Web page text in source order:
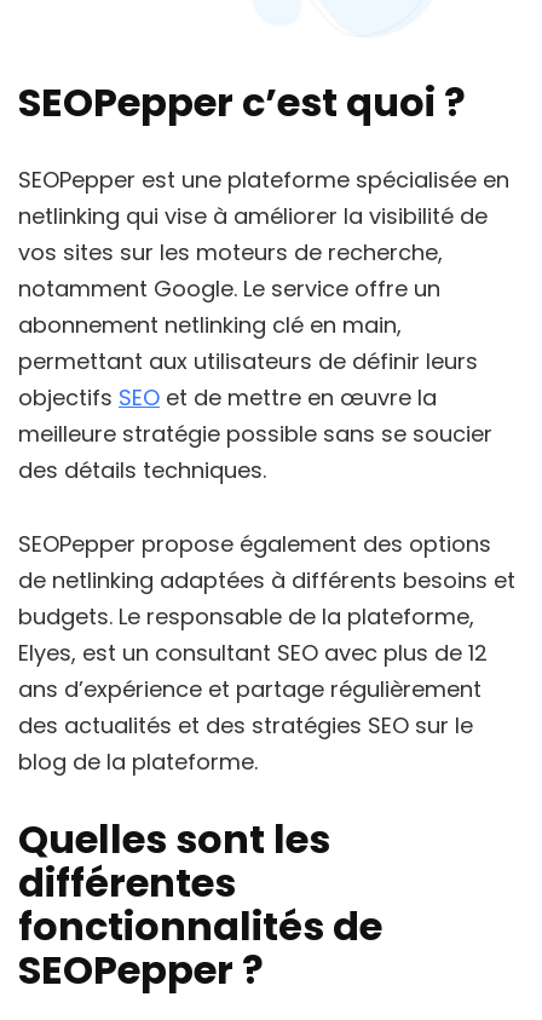
SEOPepper c’est quoi ?
SEOPepper est une plateforme spécialisée en
netlinking qui vise à améliorer la visibilité de
vos sites sur les moteurs de recherche,
notamment Google. Le service offre un
abonnement netlinking clé en main,
permettant aux utilisateurs de définir leurs
objectifs SEO et de mettre en œuvre la
meilleure stratégie possible sans se soucier
des détails techniques.
SEOPepper propose également des options
de netlinking adaptées à différents besoins et
budgets. Le responsable de la plateforme,
Elyes, est un consultant SEO avec plus de 12
ans d’expérience et partage régulièrement
des actualités et des stratégies SEO sur le
blog de la plateforme.
Quelles sont les
différentes
fonctionnalités de
SEOPepper ?